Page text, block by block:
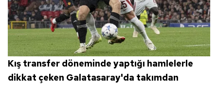
Kış transfer döneminde yaptığı hamlelerle
dikkat çeken Galatasaray'da takımdan